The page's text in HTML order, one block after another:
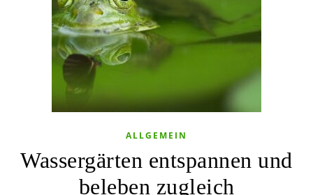
ALLGEMEIN
Wassergärten entspannen und
beleben zugleich